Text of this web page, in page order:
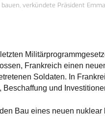
verkündete Präsident
Frankreich einen
Soldaten. In
und
Bau eines neuen